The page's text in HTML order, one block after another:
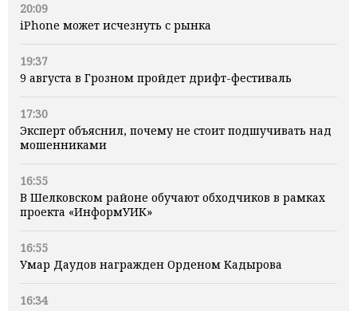
20:09
iPhone может исчезнуть с рынка
19:37
9 августа в Грозном пройдет дрифт-фестиваль
17:30
Эксперт объяснил, почему не стоит подшучивать над
мошенниками
16:55
В Шелковском районе обучают обходчиков в рамках
проекта «ИнформУИК»
16:55
Умар Даудов награжден Орденом Кадырова
16:34